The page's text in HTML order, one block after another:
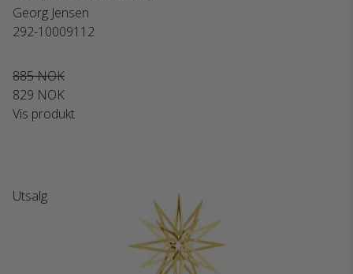
Georg Jensen
292-10009112
885 NOK
829 NOK
Vis produkt
Utsalg